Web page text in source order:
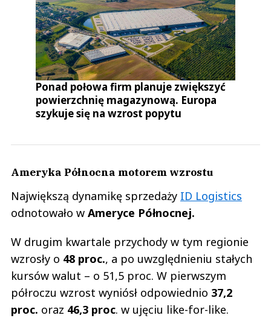
Ponad połowa firm planuje zwiększyć
powierzchnię magazynową. Europa
szykuje się na wzrost popytu
Ameryka Północna motorem wzrostu
Największą dynamikę sprzedaży ID Logistics
odnotowało w Ameryce Północnej.
W drugim kwartale przychody w tym regionie
wzrosły o 48 proc., a po uwzględnieniu stałych
kursów walut – o 51,5 proc. W pierwszym
półroczu wzrost wyniósł odpowiednio 37,2
proc. oraz 46,3 proc. w ujęciu like-for-like.